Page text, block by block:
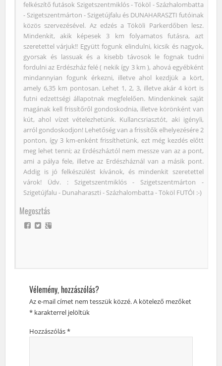
felkészítő futások Szigetszentmiklós - Tököl - Százhalombatta
- Szigetszentmárton - Szigetújfalu és DUNAHARASZTI futóinak
közös szervezésével. Az edzés a Tököli Parkerdőben lesz.
Mindenkit, akik képesek 3 km folyamatos futásra, azt
szeretettel várjuk!! Együtt fogunk elindulni, kicsik és nagyok,
gyorsak és lassuak és a kisebb távosok le fognak tudni
fordulni az Erdészház felé ( nekik így 3 km ), ahová egyébként
mindannyian fogunk érkezni, illetve ahol kezdjük a kört,
amely 6,35 km pontosan. Lehet 1, 2, 3, illetve akár 4 kört is
futni edzettségi állapotnak megfelelően. Mindenkinek saját
magának kell frissítőről gondoskodnia, illetve körönként van
kút, ahol vízet vételezhetünk. Kullancsriasztót, aki igényli,
arról gondoskodjon! Lehetőség van a frissítők elhelyezésére 2
ponton, így 3 km-enként frissíthetünk, ezt még kezdés előtt
meg lehet tenni; az Erdészháztól nem messze van az a pont,
ami a pálya fele, illetve az Erdészháznál van a másik pont.
Addig is jó felkészülést kívánok, és mindenkit szeretettel
várok! Üdv. : Szigetszentmiklós - Szigetszentmárton -
Szigetújfalu - Dunaharaszti - Százhalombatta - Tököl FUTÓI :-)
Megosztás
Vélemény, hozzászólás?
Az e-mail címet nem tesszük közzé.A kötelező mezőket
*karakterrel jelöltük
Hozzászólás*